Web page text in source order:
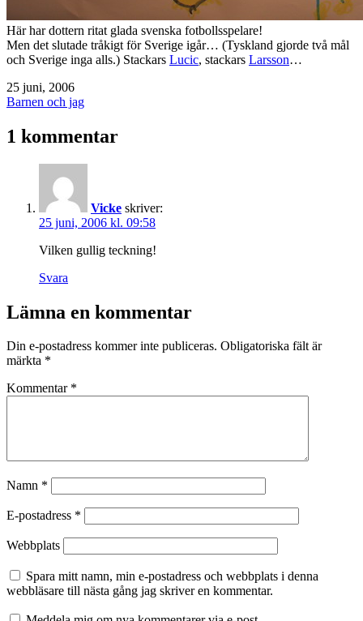
Här har dottern ritat glada svenska fotbollsspelare!
Men det slutade tråkigt för Sverige igår… (Tyskland gjorde två mål
och Sverige inga alls.) Stackars Lucic, stackars Larsson…
Publicerat
den
25 juni, 2006
Kategoriserat
Barnen och jag
1 kommentar
Vicke skriver:
25 juni, 2006 kl. 09:58
Vilken gullig teckning!
Svara
Lämna en kommentar
Din e-postadress kommer inte publiceras. Obligatoriska fält är
märkta *
Kommentar *
Namn *
E-postadress *
Webbplats
Spara mitt namn, min e-postadress och webbplats i denna
webbläsare till nästa gång jag skriver en kommentar.